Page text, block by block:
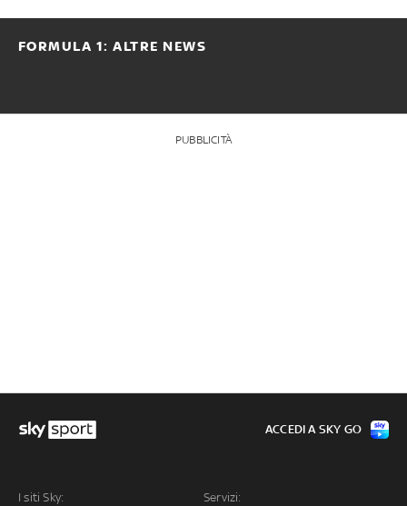
FORMULA 1: ALTRE NEWS
PUBBLICITÀ
I siti Sky: Servizi:
ACCEDI A SKY GO